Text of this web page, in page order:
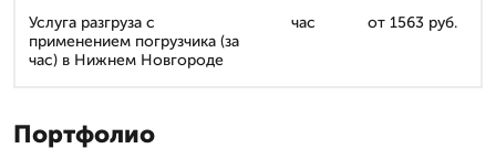
Услуга разгруза с
применением погрузчика (за
час) в Нижнем Новгороде
час от 1563 руб.
Портфолио